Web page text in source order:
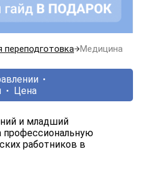
переподготовка Медицина
Цена
и младший
профессиональную
работников в